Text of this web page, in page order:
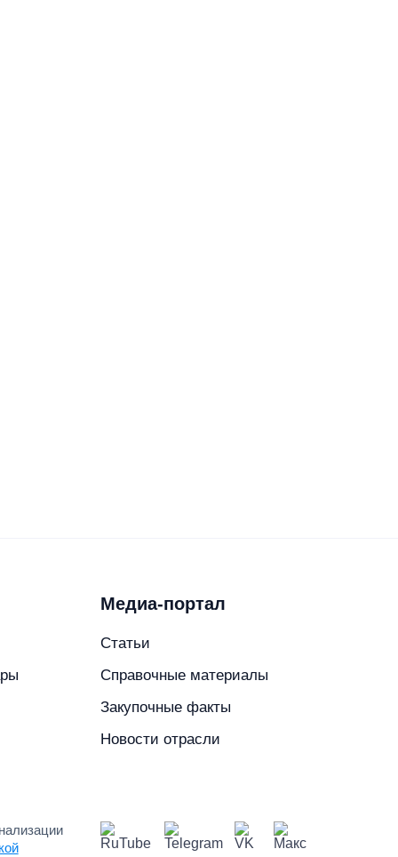
Медиа-портал
Статьи
Справочные материалы
Закупочные факты
Новости отрасли